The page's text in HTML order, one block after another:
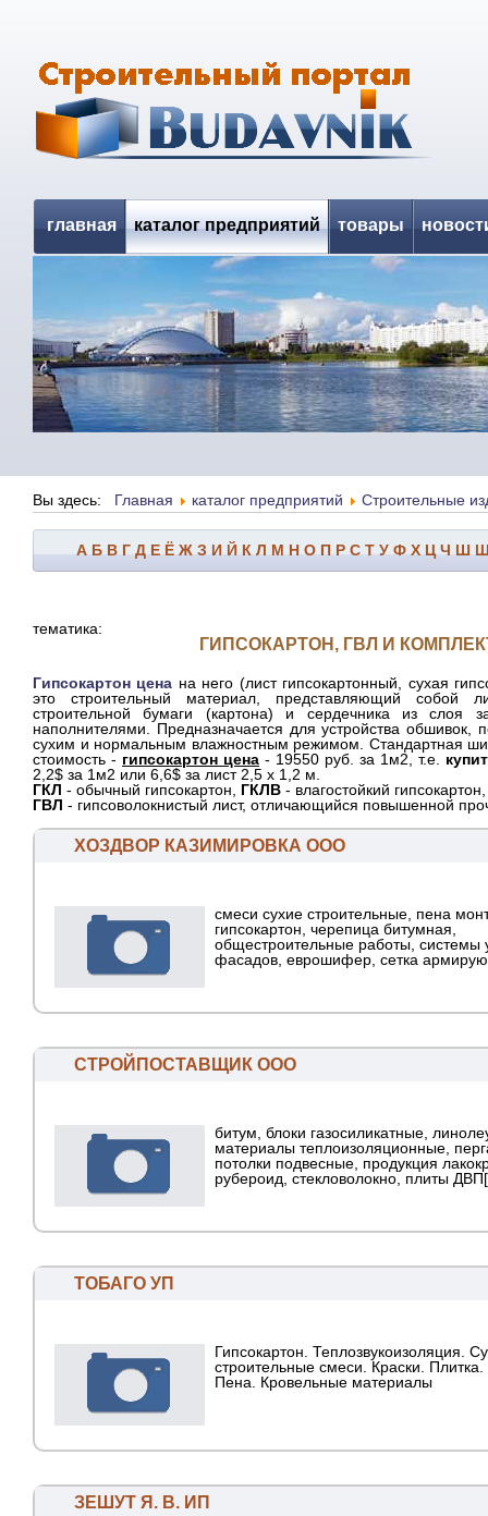
главная каталог предприятий товары
Вы здесь: Главная каталог предприятий Строительные
А Б В Г Д Е Ё Ж З И Й К Л М Н О П Р С Т У Ф Х Ц Ч Ш
тематика:
ГИПСОКАРТОН, ГВЛ И
Гипсокартон цена на него (лист гипсокартонный, сухая
это строительный материал, представляющий собой
строительной бумаги (картона) и сердечника из слоя
наполнителями. Предназначается для устройства обшивок,
сухим и нормальным влажностным режимом. Стандартная
стоимость - гипсокартон цена - 19550 руб. за 1м2 , т.е.
2,2$ за 1м2 или 6,6$ за лист 2,5 х 1,2 м.
ГКЛ - обычный гипсокартон, ГКЛВ - влагостойкий
ГВЛ - гипсоволокнистый лист, отличающийся повышенной
ХОЗДВОР КАЗИМИРОВКА ООО
смеси сухие строительные, пена
гипсокартон, черепица битумная,
общестроительные работы, системы
фасадов, еврошифер, сетка
СТРОЙПОСТАВЩИК ООО
битум, блоки газосиликатные,
материалы теплоизоляционные,
потолки подвесные, продукция
рубероид, стекловолокно, плиты
ТОБАГО УП
Гипсокартон. Теплозвукоизоляция.
строительные смеси. Краски.
Пена. Кровельные материалы
ЗЕШУТ Я. В. ИП